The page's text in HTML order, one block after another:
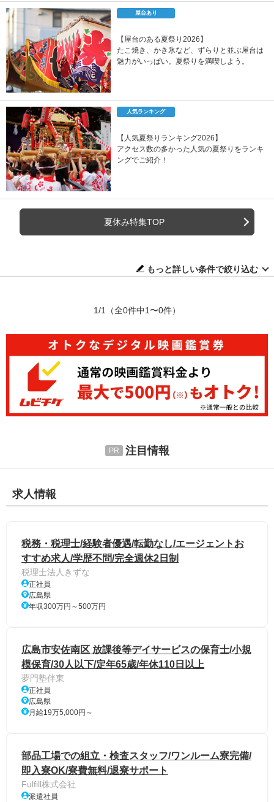
屋台あり
【屋台のある夏祭り2026】
たこ焼き、かき氷など、ずらりと並ぶ屋台は
魅力がいっぱい。夏祭りを満喫しよう。
人気ランキング
【人気夏祭りランキング2026】
アクセス数の多かった人気の夏祭りをランキ
ングでご紹介！
夏休み特集TOP
もっと詳しい条件で絞り込む
1/1 （全0件中1〜0件）
注目情報
求人情報
税務・税理士/経験者優遇/転勤なし/エージェントお
すすめ求人/学歴不問/完全週休2日制
税理士法人きずな
正社員
広島県
年収300万円～500万円
広島市安佐南区 放課後等デイサービスの保育士/小規
模保育/30人以下/定年65歳/年休110日以上
夢門塾伴東
正社員
広島県
月給19万5,000円～
部品工場での組立・検査スタッフ/ワンルーム寮完備/
即入寮OK/寮費無料/退寮サポート
Fulfill株式会社
派遣社員